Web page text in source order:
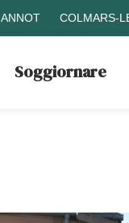
ANNOT COLMARS-
Soggiornare